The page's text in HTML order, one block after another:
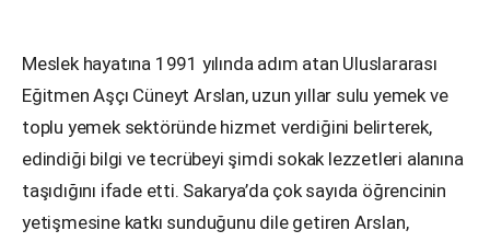
Meslek hayatına 1991 yılında adım atan Uluslararası
Eğitmen Aşçı Cüneyt Arslan, uzun yıllar sulu yemek ve
toplu yemek sektöründe hizmet verdiğini belirterek,
edindiği bilgi ve tecrübeyi şimdi sokak lezzetleri alanına
taşıdığını ifade etti. Sakarya’da çok sayıda öğrencinin
yetişmesine katkı sunduğunu dile getiren Arslan,